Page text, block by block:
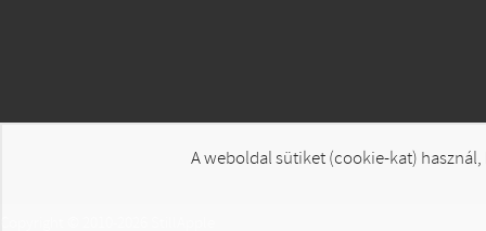
A weboldal sütiket (cookie-kat)